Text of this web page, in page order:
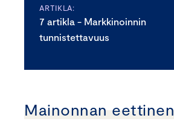
ARTIKLA:
7 artikla - Markkinoinnin
tunnistettavuus
Mainonnan eettinen